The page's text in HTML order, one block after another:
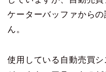
ケーターバッファから
ん。
使用している自動売買